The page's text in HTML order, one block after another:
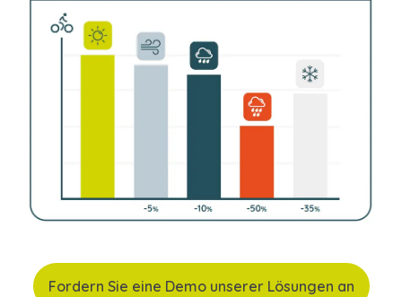
Fordern Sie eine Demo unserer Lösungen an